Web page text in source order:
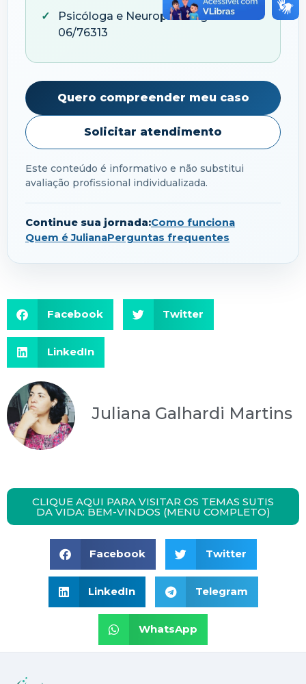
Psicóloga e Neuropsicóloga — CRP
06/76313
Quero compreender meu caso
Solicitar atendimento
Este conteúdo é informativo e não substitui
avaliação profissional individualizada.
Continue sua jornada:Como funciona
Quem é JulianaPerguntas frequentes
Facebook Twitter
LinkedIn
Juliana Galhardi Martins
CLIQUE AQUI PARA VISITAR OS TEMAS SUTIS
DA VIDA: BEM-VINDOS (MENU COMPLETO)
Facebook Twitter
LinkedIn Telegram
WhatsApp